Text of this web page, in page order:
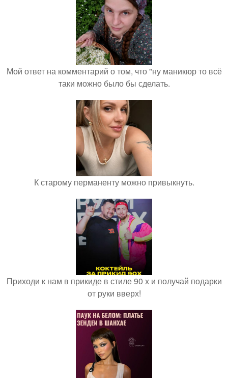
Мой ответ на комментарий о том, что "ну маникюр то всё
таки можно было бы сделать.
К старому перманенту можно привыкнуть.
Приходи к нам в прикиде в стиле 90 х и получай подарки
от руки вверх!